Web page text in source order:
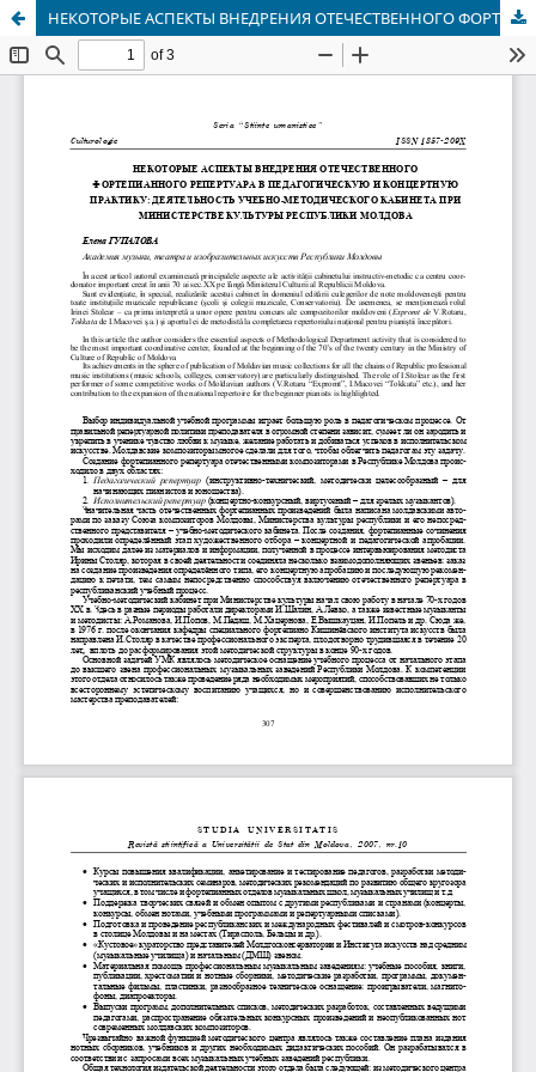
НЕКОТОРЫЕ АСПЕКТЫ ВНЕДРЕНИЯ ОТЕЧЕСТВЕННОГО ФОРТЕПИАННОГО РЕПЕРТУАРА В ПЕДАГОГИЧЕСКУЮ И КОНЦЕРТНУЮ ПРАКТИКУ: ДЕЯТЕЛЬНОСТЬ УЧЕБНО-МЕТОДИЧЕСКОГО КАБИНЕТА ПРИ МИНИСТЕРСТВЕ КУЛЬТУРЫ РЕСПУБЛИКИ МОЛДОВА